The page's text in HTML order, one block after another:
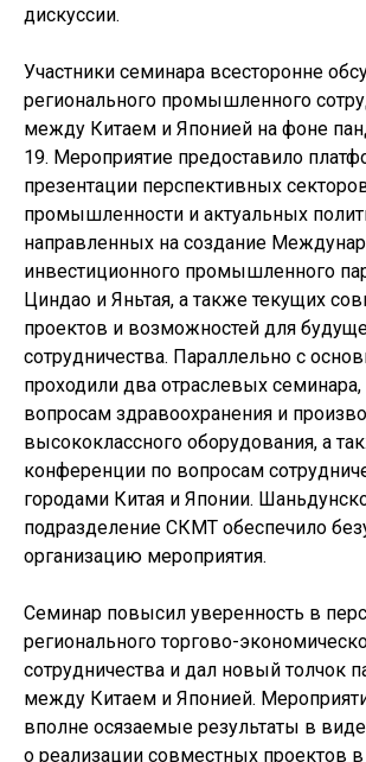
дискуссии.
Участники семинара всесторонне
регионального промышленного
между Китаем и Японией на фоне
19. Мероприятие предоставило
презентации перспективных
промышленности и актуальных
направленных на создание
инвестиционного промышленного
Циндао и Яньтая, а также текущих
проектов и возможностей для
сотрудничества. Параллельно с
проходили два отраслевых
вопросам здравоохранения и
высококлассного оборудования, а
конференции по вопросам
городами Китая и Японии.
подразделение СКМТ обеспечило
организацию мероприятия.
Семинар повысил уверенность в
регионального торгово-
сотрудничества и дал новый толчок
между Китаем и Японией.
вполне осязаемые результаты в
о реализации совместных проектов в